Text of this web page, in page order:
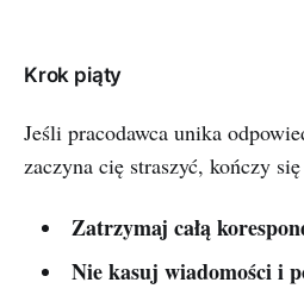
Krok piąty
Jeśli pracodawca unika
zaczyna cię straszyć, kończy
Zatrzymaj całą
Nie kasuj wiadomości i